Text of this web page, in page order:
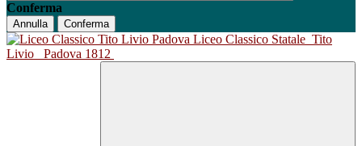
Conferma
Annulla Conferma
Liceo Classico Statale Tito
Livio
Padova 1812